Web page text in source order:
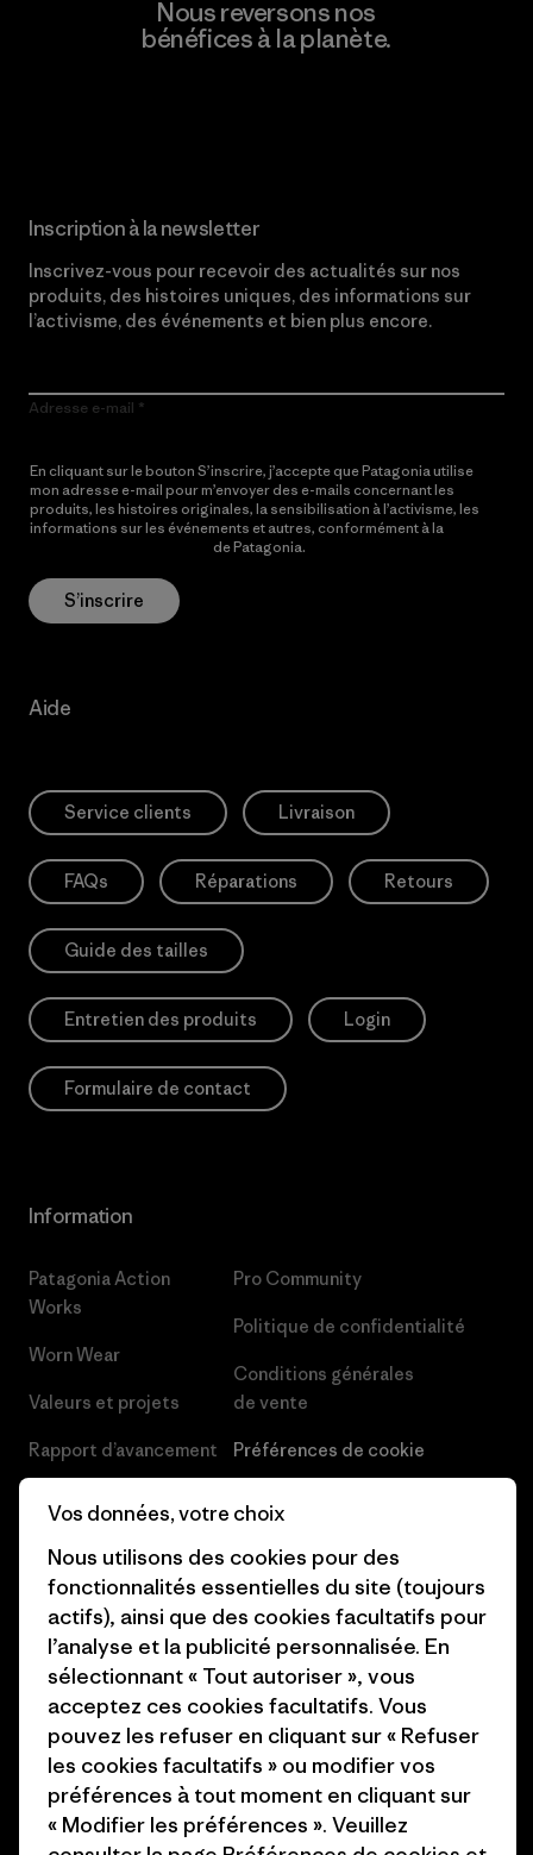
Nous reversons nos
bénéfices à la planète.
Inscription à la newsletter
Inscrivez-vous pour recevoir des actualités sur nos
produits, des histoires uniques, des informations sur
l’activisme, des événements et bien plus encore.
Adresse e-mail
En cliquant sur le bouton S’inscrire, j’accepte que Patagonia utilise
mon adresse e-mail pour m’envoyer des e-mails concernant les
produits, les histoires originales, la sensibilisation à l’activisme, les
informations sur les événements et autres, conformément à la
de Patagonia.
S’inscrire
Aide
Service clients Livraison
FAQs Réparations Retours
Guide des tailles
Entretien des produits Login
Formulaire de contact
Information
Patagonia Action
Works
Worn Wear
Valeurs et projets
Rapport d’avancement
Objectifs climatiques
1% For The Planet
Comment nous
finançons
Cartes cadeaux
Nos magasins
Pro Community
Politique de confidentialité
Conditions générales
de vente
Préférences de cookie
Presse et media
Industry program
Programme d’affiliation
Patagonia Luxembourg Plan du
site
Vos données, votre choix
Nous utilisons des cookies pour des
fonctionnalités essentielles du site (toujours
actifs), ainsi que des cookies facultatifs pour
l’analyse et la publicité personnalisée. En
sélectionnant « Tout autoriser », vous
acceptez ces cookies facultatifs. Vous
pouvez les refuser en cliquant sur « Refuser
les cookies facultatifs » ou modifier vos
préférences à tout moment en cliquant sur
« Modifier les préférences ». Veuillez